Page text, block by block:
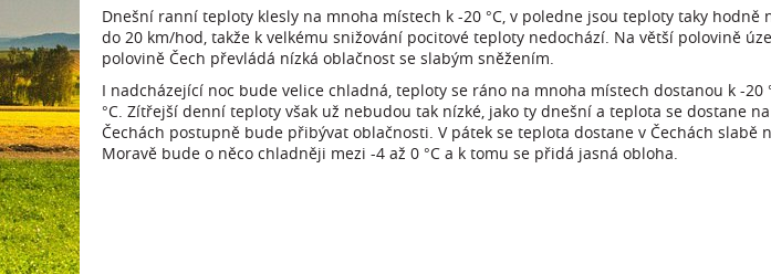
Dnešní ranní teploty klesly na mnoha místech k -20 °C, v poledne jsou teploty taky hodně
do 20 km/hod, takže k velkému snižování pocitové teploty nedochází. Na větší polovině
polovině Čech převládá nízká oblačnost se slabým sněžením.
I nadcházející noc bude velice chladná, teploty se ráno na mnoha místech dostanou k -
°C. Zítřejší denní teploty však už nebudou tak nízké, jako ty dnešní a teplota se dostane
Čechách postupně bude přibývat oblačnosti. V pátek se teplota dostane v Čechách slabě
Moravě bude o něco chladněji mezi -4 až 0 °C a k tomu se přidá jasná obloha.